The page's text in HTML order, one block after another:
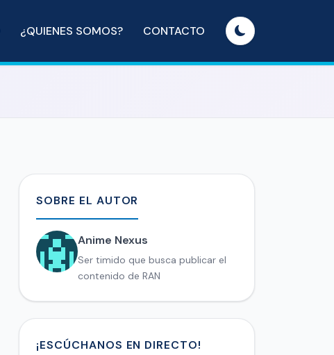
¿QUIENES SOMOS? CONTACTO
SOBRE EL AUTOR
Anime Nexus
Ser timido que busca publicar el
contenido de RAN
¡ESCÚCHANOS EN DIRECTO!